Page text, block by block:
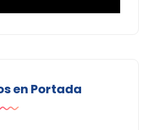
en Portada